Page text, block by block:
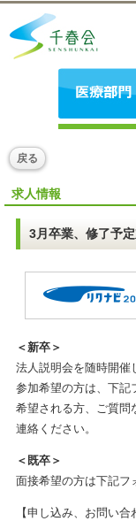
戻る
求人情報
3月卒業、修了予
＜新卒＞
法人説明会を随時開催
参加希望の方は、下記
希望される方、ご質問
連絡ください。
＜既卒＞
面接希望の方は下記フ
【申し込み、お問い合